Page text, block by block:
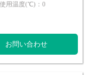
用温度(℃)：0
お問い合わせ